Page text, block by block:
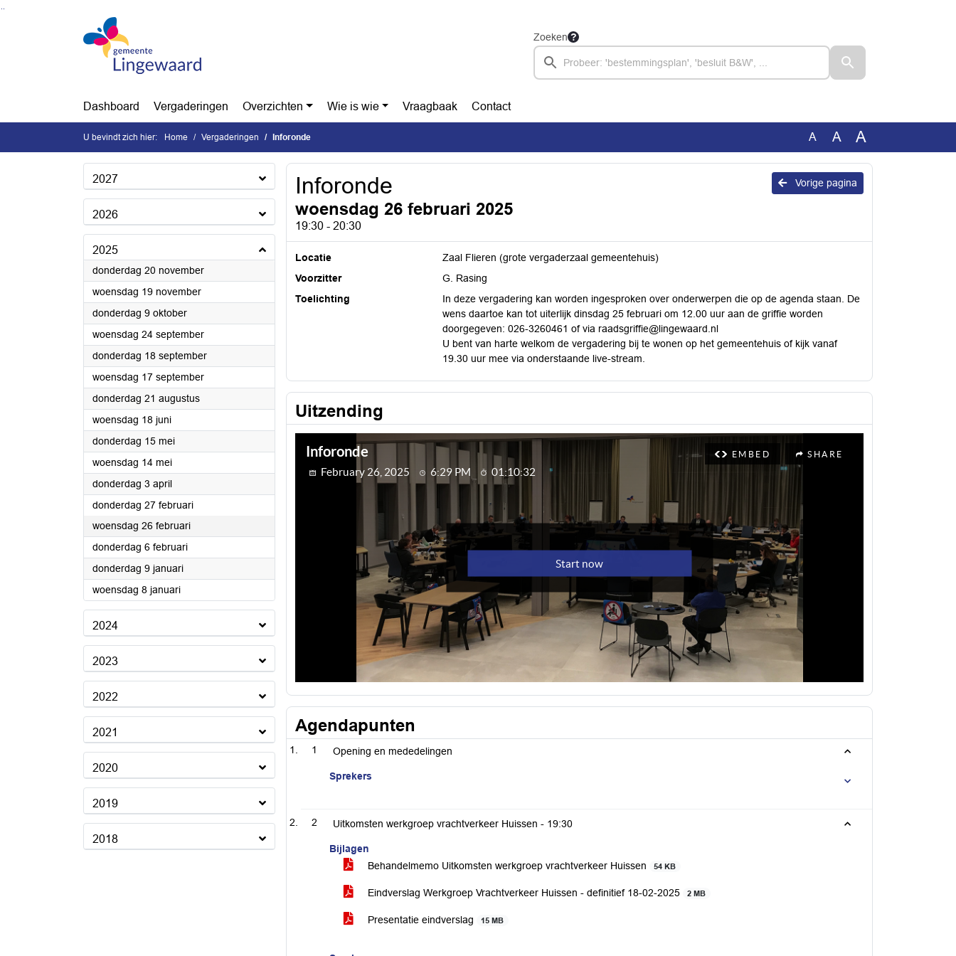
Ga naar de inhoud van deze pagina
Zoeken
Dashboard Vergaderingen Overzichten Wie is wie Vraagbaak Contact
U bevindt zich hier: Home Vergaderingen Inforonde A A A
2027
2026
2025
donderdag 20 november2025
woensdag 19 november2025
donderdag 9 oktober2025
woensdag 24 september2025
donderdag 18 september2025
woensdag 17 september2025
donderdag 21 augustus2025
woensdag 18 juni2025
donderdag 15 mei2025
woensdag 14 mei2025
donderdag 3 april2025
donderdag 27 februari2025
woensdag 26 februari2025
donderdag 6 februari2025
donderdag 9 januari2025
woensdag 8 januari2025
2024
2023
2022
2021
2020
2019
2018
Vorige pagina
Inforonde
woensdag 26 februari 2025
19:30 - 20:30
Locatie
Zaal Flieren (grote vergaderzaal gemeentehuis)
Voorzitter
G. Rasing
Toelichting
In deze vergadering kan worden ingesproken over onderwerpen die op de agenda staan. De
wens daartoe kan tot uiterlijk dinsdag 25 februari om 12.00 uur aan de griffie worden
doorgegeven: 026-3260461 of via raadsgriffie@lingewaard.nl
U bent van harte welkom de vergadering bij te wonen op het gemeentehuis of kijk vanaf
19.30 uur mee via onderstaande live-stream.
Uitzending
Agendapunten
1 Opening en mededelingen
Sprekers
2 Uitkomsten werkgroep vrachtverkeer Huissen - 19:30
Bijlagen
Behandelmemo Uitkomsten werkgroep vrachtverkeer Huissen
54 KB
Eindverslag Werkgroep Vrachtverkeer Huissen - definitief 18-02-2025 2 MB
Presentatie eindverslag 15 MB